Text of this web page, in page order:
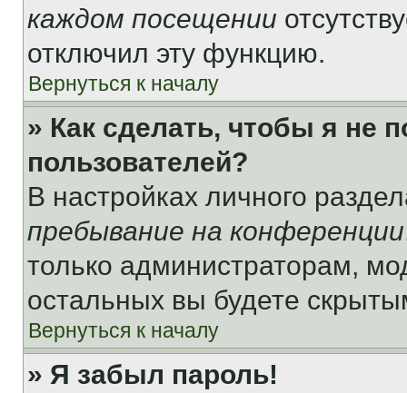
каждом посещении
отключил эту функцию.
Вернуться к началу
» Как сделать, чтобы я не
пользователей?
В настройках личного
пребывание на конференции
только администраторам,
остальных вы будете
Вернуться к началу
» Я забыл пароль!